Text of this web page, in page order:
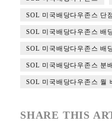
SOL 미국배당다우존스 단
SOL 미국배당다우존스 배
SOL 미국배당다우존스 배
SOL 미국배당다우존스 분
SOL 미국배당다우존스 월
SHARE THIS